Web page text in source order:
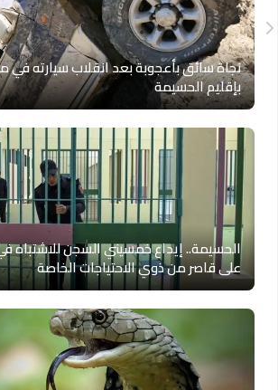
نجاة سائق بأعجوبة بعد انقلاب سيارته في
بإقليم الحسيمة
الحسيمة.. إيداع خمسيني السجن للاشتباه
على قاصر من ذوي الاحتياجات الخاصة